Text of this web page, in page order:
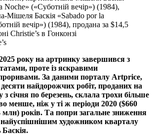
Мішеля Баскія «Sabado por la
вечір») (1984), продана за $14,5
Christie’s в Гонконзі
року на артринку завершився з
проте із яскравими
За даними порталу Artprice,
десяти найдорожчих робіт, проданих на
січня по березень, склала трохи більше
менше, ніж у ті ж періоди 2020 ($660
млн) років. Та попри загальне зниження
найуспішнішим художником кварталу